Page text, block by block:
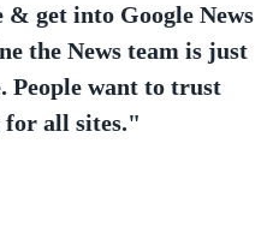
get into Google News
the News team is just
People want to trust
for all sites."